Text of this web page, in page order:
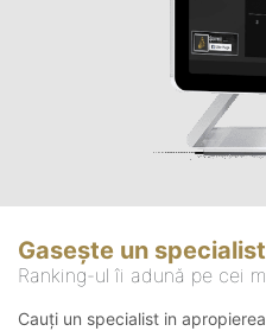
Gasește un specialist
Ranking-ul îi adună pe cei
Cauți un specialist in